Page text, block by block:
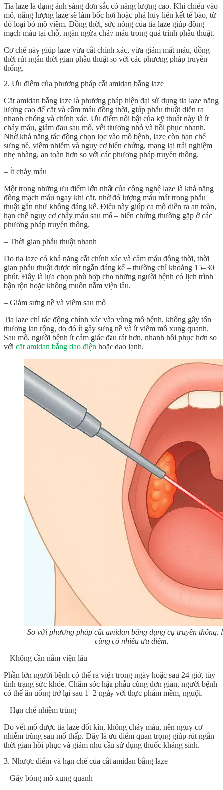
Tia laze là dạng ánh sáng đơn sắc có năng lượng cao. Khi chiếu vào
mô, năng lượng laze sẽ làm bốc hơi hoặc phá hủy liên kết tế bào, từ
đó loại bỏ mô viêm. Đồng thời, sức nóng của tia laze giúp đông
mạch máu tại chỗ, ngăn ngừa chảy máu trong quá trình phẫu thuật.
Cơ chế này giúp laze vừa cắt chính xác, vừa giảm mất máu, đồng
thời rút ngắn thời gian phẫu thuật so với các phương pháp truyền
thống.
2. Ưu điểm của phương pháp cắt amidan bằng laze
Cắt amidan bằng laze là phương pháp hiện đại sử dụng tia laze năng
lượng cao để cắt và cầm máu đồng thời, giúp phẫu thuật diễn ra
nhanh chóng và chính xác. Ưu điểm nổi bật của kỹ thuật này là ít
chảy máu, giảm đau sau mổ, vết thương nhỏ và hồi phục nhanh.
Nhờ khả năng tác động chọn lọc vào mô bệnh, laze còn hạn chế
sưng nề, viêm nhiễm và nguy cơ biến chứng, mang lại trải nghiệm
nhẹ nhàng, an toàn hơn so với các phương pháp truyền thống.
– Ít chảy máu
Một trong những ưu điểm lớn nhất của công nghệ laze là khả năng
đông mạch máu ngay khi cắt, nhờ đó lượng máu mất trong phẫu
thuật gần như không đáng kể. Điều này giúp ca mổ diễn ra an toàn,
hạn chế nguy cơ chảy máu sau mổ – biến chứng thường gặp ở các
phương pháp truyền thống.
– Thời gian phẫu thuật nhanh
Do tia laze có khả năng cắt chính xác và cầm máu đồng thời, thời
gian phẫu thuật được rút ngắn đáng kể – thường chỉ khoảng 15–30
phút. Đây là lựa chọn phù hợp cho những người bệnh có lịch trình
bận rộn hoặc không muốn nằm viện lâu.
– Giảm sưng nề và viêm sau mổ
Tia laze chỉ tác động chính xác vào vùng mô bệnh, không gây tổn
thương lan rộng, do đó ít gây sưng nề và ít viêm mô xung quanh.
Sau mổ, người bệnh ít cảm giác đau rát hơn, nhanh hồi phục hơn so
với cắt amidan bằng dao điện hoặc dao lạnh.
So với phương pháp cắt amidan bằng dụng cụ truyền thống,
cũng có nhiều ưu điểm.
– Không cần nằm viện lâu
Phần lớn người bệnh có thể ra viện trong ngày hoặc sau 24 giờ, tùy
tình trạng sức khỏe. Chăm sóc hậu phẫu cũng đơn giản, người bệnh
có thể ăn uống trở lại sau 1–2 ngày với thực phẩm mềm, nguội.
– Hạn chế nhiễm trùng
Do vết mổ được tia laze đốt kín, không chảy máu, nên nguy cơ
nhiễm trùng sau mổ thấp. Đây là ưu điểm quan trọng giúp rút ngắn
thời gian hồi phục và giảm nhu cầu sử dụng thuốc kháng sinh.
3. Nhược điểm và hạn chế của cắt amidan bằng laze
– Gây bỏng mô xung quanh